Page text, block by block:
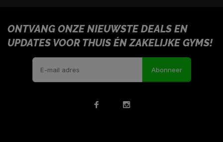
ONTVANG ONZE NIEUWSTE DEALS EN
UPDATES VOOR THUIS ÉN ZAKELIJKE GYMS!
Abonneer